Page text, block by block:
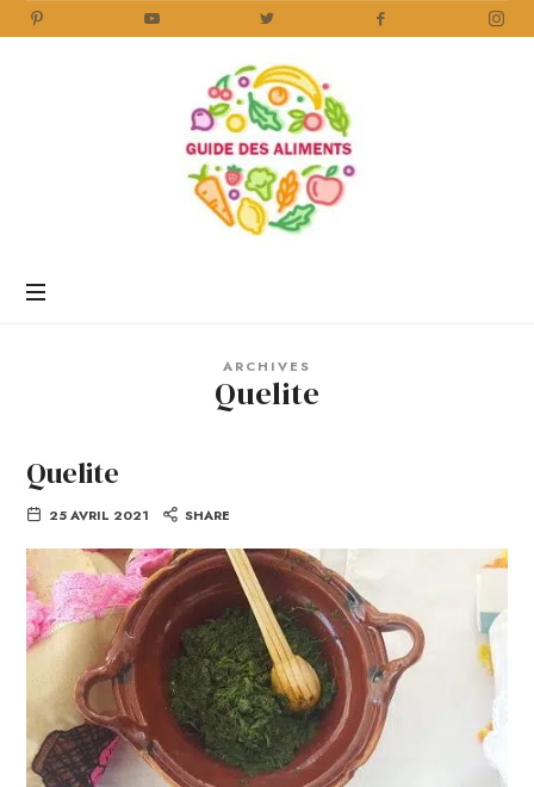
Aliments
ARCHIVES
Quelite
Quelite
25 AVRIL 2021 SHARE